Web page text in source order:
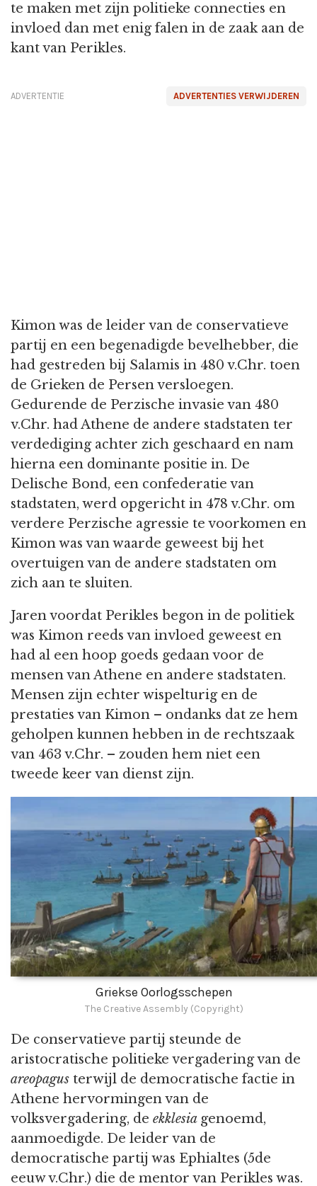
te maken met zijn politieke connecties en
invloed dan met enig falen in de zaak aan de
kant van Perikles.
ADVERTENTIES VERWIJDEREN
ADVERTENTIE
Kimon was de leider van de conservatieve
partij en een begenadigde bevelhebber, die
had gestreden bij Salamis in 480 v.Chr. toen
de Grieken de Persen versloegen.
Gedurende de Perzische invasie van 480
v.Chr. had Athene de andere stadstaten ter
verdediging achter zich geschaard en nam
hierna een dominante positie in. De
Delische Bond, een confederatie van
stadstaten, werd opgericht in 478 v.Chr. om
verdere Perzische agressie te voorkomen en
Kimon was van waarde geweest bij het
overtuigen van de andere stadstaten om
zich aan te sluiten.
Jaren voordat Perikles begon in de politiek
was Kimon reeds van invloed geweest en
had al een hoop goeds gedaan voor de
mensen van Athene en andere stadstaten.
Mensen zijn echter wispelturig en de
prestaties van Kimon – ondanks dat ze hem
geholpen kunnen hebben in de rechtszaak
van 463 v.Chr. – zouden hem niet een
tweede keer van dienst zijn.
Griekse Oorlogsschepen
The Creative Assembly (Copyright)
De conservatieve partij steunde de
aristocratische politieke vergadering van de
areopagus terwijl de democratische factie in
Athene hervormingen van de
volksvergadering, de ekklesia genoemd,
aanmoedigde. De leider van de
democratische partij was Ephialtes (5de
eeuw v.Chr.) die de mentor van Perikles was.